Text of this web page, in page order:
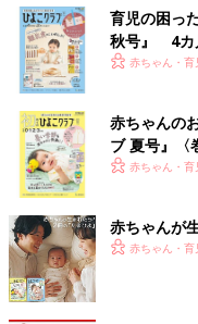
育児の困っ
秋号』 4カ
いっぱい！
赤ちゃん・育
赤ちゃんの
ブ 夏号』〈
く！ おっぱ
赤ちゃん・育
赤ちゃんが
赤ちゃん・育